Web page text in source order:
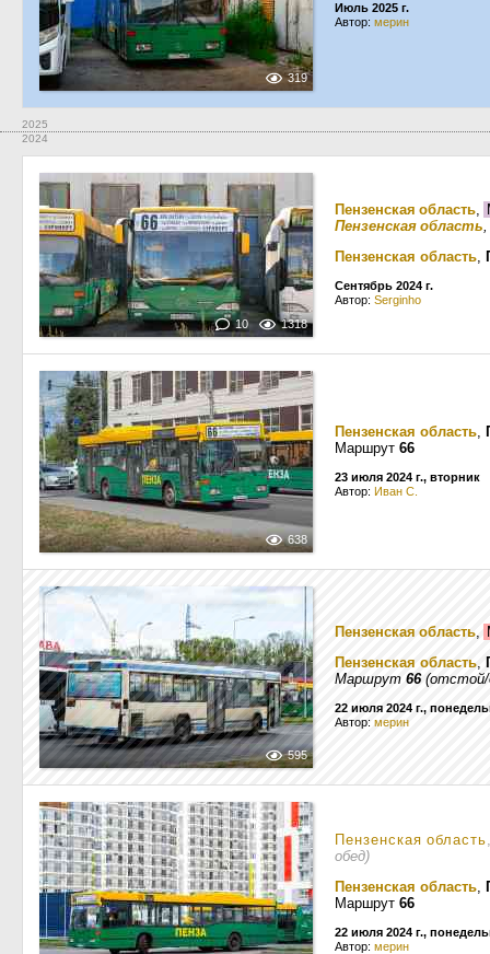
319
Июль 2025 г.
Автор: мерин
2025
2024
10 1318
Пензенская область,
Пензенская область,
Пензенская область,
Сентябрь 2024 г.
Автор: Serginho
638
Пензенская область,
Маршрут 66
23 июля 2024 г., вторник
Автор: Иван С.
595
Пензенская область,
Пензенская область,
Маршрут 66(отстой/
22 июля 2024 г.,
Автор: мерин
Пензенская область
обед)
Пензенская область,
Маршрут 66
22 июля 2024 г.,
Автор: мерин